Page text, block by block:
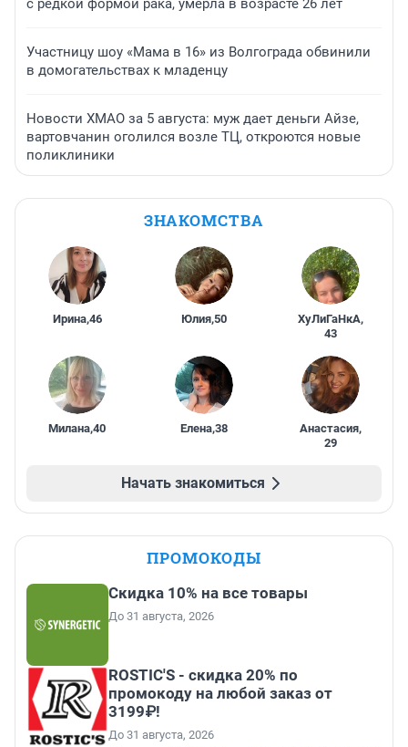
с редкой формой рака, умерла в возрасте 26 лет
Участницу шоу «Мама в 16» из Волгограда обвинили
в домогательствах к младенцу
Новости ХМАО за 5 августа: муж дает деньги Айзе,
вартовчанин оголился возле ТЦ, откроются новые
поликлиники
ЗНАКОМСТВА
Ирина,46 Юлия,50 ХуЛиГаНкА,
43
Милана,40 Елена,38 Анастасия,
29
Начать знакомиться
ПРОМОКОДЫ
Скидка 10% на все товары
До 31 августа, 2026
ROSTIC'S - скидка 20% по
промокоду на любой заказ от
3199₽!
До 31 августа, 2026